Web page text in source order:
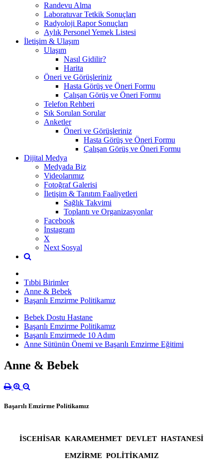
Randevu Alma
Laboratuvar Tetkik Sonuçları
Radyoloji Rapor Sonuçları
Aylık Personel Yemek Listesi
İletişim & Ulaşım
Ulaşım
Nasıl Gidilir?
Harita
Öneri ve Görüşleriniz
Hasta Görüş ve Öneri Formu
Çalışan Görüş ve Öneri Formu
Telefon Rehberi
Sık Sorulan Sorular
Anketler
Öneri ve Görüşleriniz
Hasta Görüş ve Öneri Formu
Çalışan Görüş ve Öneri Formu
Dijital Medya
Medyada Biz
Videolarımız
Fotoğraf Galerisi
İletişim & Tanıtım Faaliyetleri
Sağlık Takvimi
Toplantı ve Organizasyonlar
Facebook
İnstagram
X
Next Sosyal
Tıbbi Birimler
Anne & Bebek
Başarılı Emzirme Politikamız
Bebek Dostu Hastane
Başarılı Emzirme Politikamız
Başarılı Emzirmede 10 Adım
Anne Sütünün Önemi ve Başarılı Emzirme Eğitimi
Anne & Bebek
Başarılı Emzirme Politikamız
İSCEHİSAR KARAMEHMET DEVLET HASTANESİ
EMZİRME POLİTİKAMIZ